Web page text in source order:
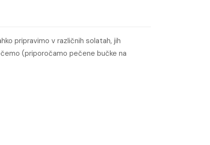
pripravimo v različnih solatah, jih
(priporočamo pečene bučke na